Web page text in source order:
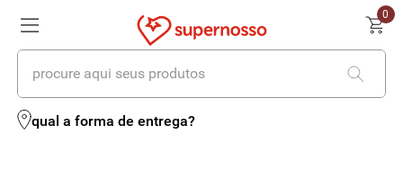
0
procure aqui seus produtos
qual a forma de entrega?
termos mais buscados